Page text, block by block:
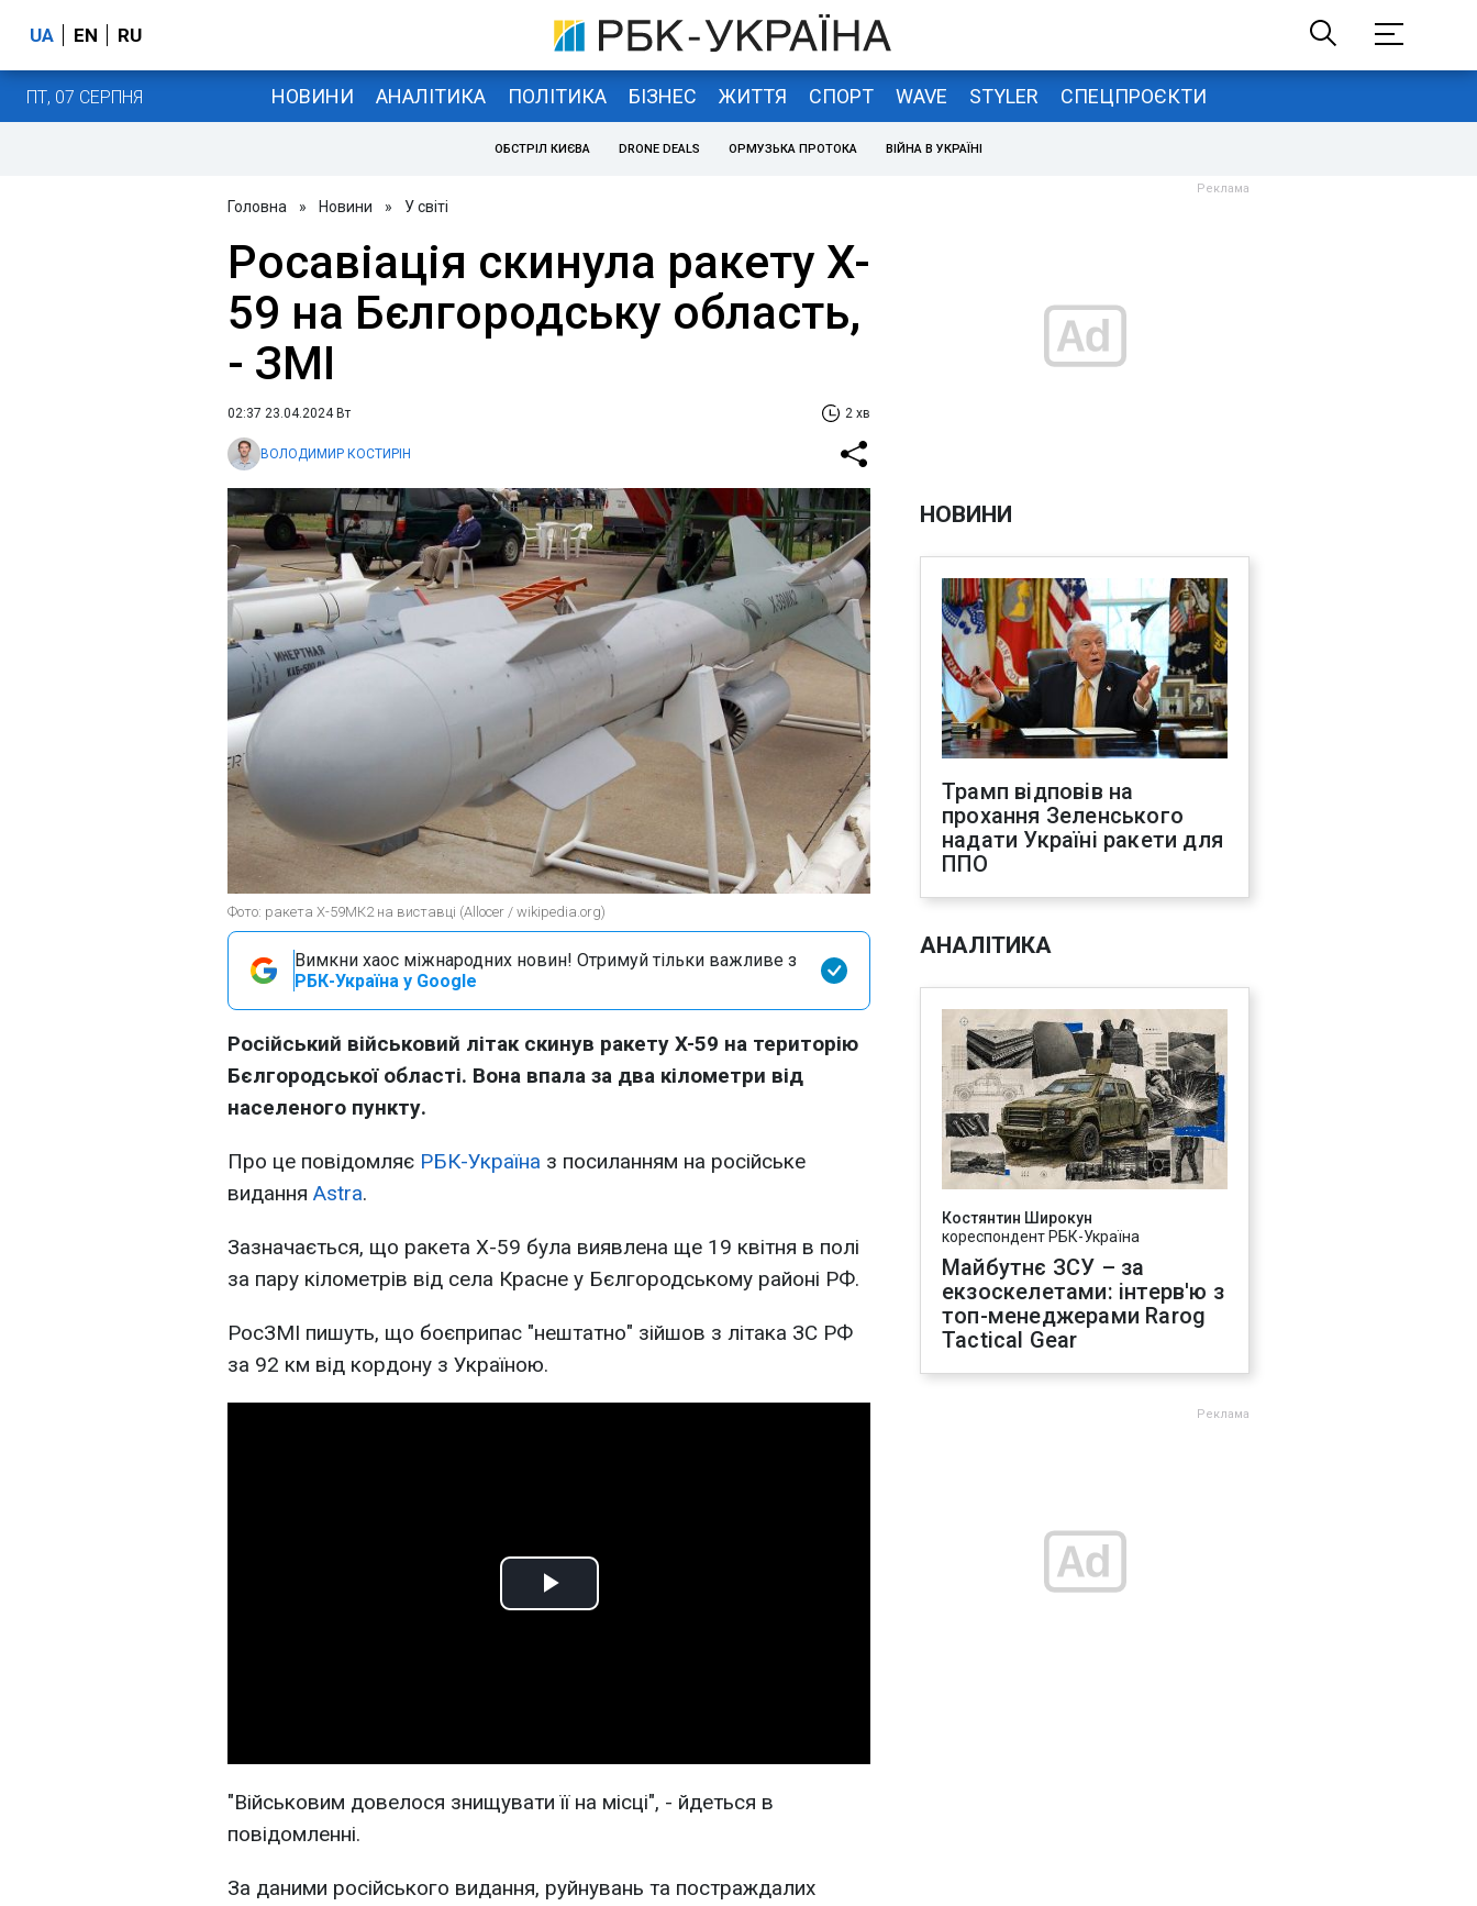
UA EN RU
ПТ, 07 СЕРПНЯ НОВИНИ АНАЛІТИКА ПОЛІТИКА БІЗНЕС ЖИТТЯ СПОРТ WAVE STYLER СПЕЦПРОЄКТИ
ОБСТРІЛ КИЄВА DRONE DEALS ОРМУЗЬКА ПРОТОКА ВІЙНА В УКРАЇНІ
Головна » Новини » У світі
Росавіація скинула ракету X-
59 на Бєлгородську область,
- ЗМІ
02:37 23.04.2024 Вт 2 хв
ВОЛОДИМИР КОСТИРІН
Фото: ракета Х-59МК2 на виставці (Allocer / wikipedia.org)
Вимкни хаос міжнародних новин! Отримуй тільки важливе з
РБК-Україна у Google
Російський військовий літак скинув ракету X-59 на територію
Бєлгородської області. Вона впала за два кілометри від
населеного пункту.
Про це повідомляє РБК-Україна з посиланням на російське
видання Astra.
Зазначається, що ракета X-59 була виявлена ще 19 квітня в полі
за пару кілометрів від села Красне у Бєлгородському районі РФ.
РосЗМІ пишуть, що боєприпас "нештатно" зійшов з літака ЗС РФ
за 92 км від кордону з Україною.
Play
"Військовим довелося знищувати її на місці", - йдеться в
повідомленні.
За даними російського видання, руйнувань та постраждалих
НОВИНИ
Трамп відповів на
прохання Зеленського
надати Україні ракети для
ППО
АНАЛІТИКА
Костянтин Широкун
кореспондент РБК-Україна
Майбутнє ЗСУ – за
екзоскелетами: інтерв'ю з
топ-менеджерами Rarog
Tactical Gear